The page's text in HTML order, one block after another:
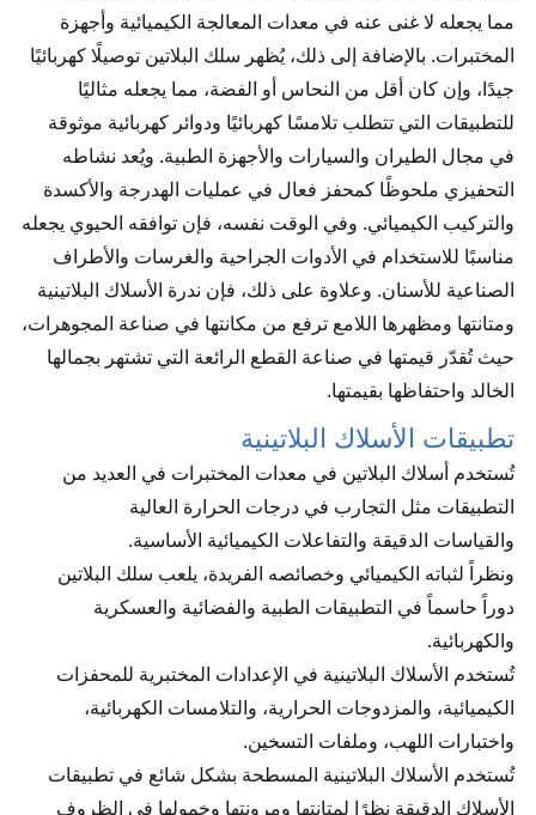
مما يجعله لا غنى عنه في معدات المعالجة الكيميائية وأجهزة
المختبرات. بالإضافة إلى ذلك، يُظهر سلك البلاتين توصيلًا كهربائيًا
جيدًا، وإن كان أقل من النحاس أو الفضة، مما يجعله مثاليًا
للتطبيقات التي تتطلب تلامسًا كهربائيًا ودوائر كهربائية موثوقة
في مجال الطيران والسيارات والأجهزة الطبية. ويُعد نشاطه
التحفيزي ملحوظًا كمحفز فعال في عمليات الهدرجة والأكسدة
والتركيب الكيميائي. وفي الوقت نفسه، فإن توافقه الحيوي يجعله
مناسبًا للاستخدام في الأدوات الجراحية والغرسات والأطراف
الصناعية للأسنان. وعلاوة على ذلك، فإن ندرة الأسلاك البلاتينية
ومتانتها ومظهرها اللامع ترفع من مكانتها في صناعة المجوهرات،
حيث تُقدّر قيمتها في صناعة القطع الرائعة التي تشتهر بجمالها
الخالد واحتفاظها بقيمتها.
تطبيقات الأسلاك البلاتينية
تُستخدم أسلاك البلاتين في معدات المختبرات في العديد من
التطبيقات مثل التجارب في درجات الحرارة العالية
والقياسات الدقيقة والتفاعلات الكيميائية الأساسية.
ونظراً لثباته الكيميائي وخصائصه الفريدة، يلعب سلك البلاتين
دوراً حاسماً في التطبيقات الطبية والفضائية والعسكرية
والكهربائية.
تُستخدم الأسلاك البلاتينية في الإعدادات المختبرية للمحفزات
الكيميائية، والمزدوجات الحرارية، والتلامسات الكهربائية،
واختبارات اللهب، وملفات التسخين.
تُستخدم الأسلاك البلاتينية المسطحة بشكل شائع في تطبيقات
الأسلاك الدقيقة نظرًا لمتانتها ومرونتها وخمولها في الظروف